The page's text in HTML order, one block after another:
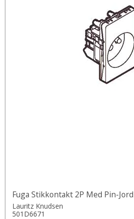
Fuga Stikkontakt 2P Med Pin-
Lauritz Knudsen
501D6671